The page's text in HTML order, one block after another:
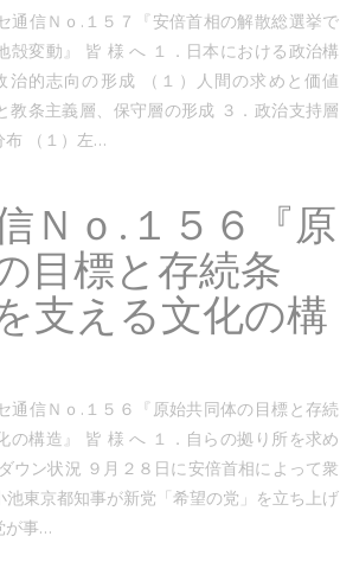
通信Ｎｏ.１５７『安倍首相の解散総選挙で
殻変動』 皆 様 へ １．日本における政治構
治的志向の形成 （１）人間の求めと価値
条主義層、保守層の形成 ３．政治支持層
布 （１）左…
Ｎｏ.１５６『原
目標と存続条
支える文化の構
通信Ｎｏ.１５６『原始共同体の目標と存続
の構造』 皆 様 へ １．自らの拠り所を求め
ウン状況 ９月２８日に安倍首相によって衆
東京都知事が新党「希望の党」を立ち上げ
が事…